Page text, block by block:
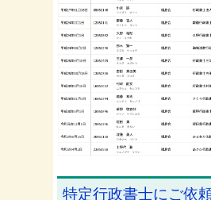
特定行政書士にご依